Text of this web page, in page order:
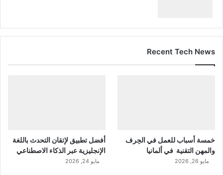
Recent Tech News
خمسة أسباب للعمل في الحِرف
والمهن التقنية في ألمانيا
مايو 26, 2026
أفضل تطبيق لإتقان التحدث باللغة
الإنجليزية عبر الذكاء الاصطناعي
مايو 24, 2026